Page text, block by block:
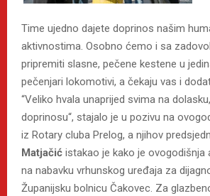
Time ujedno dajete doprinos našim
aktivnostima. Osobno ćemo i sa
pripremiti slasne, pečene kestene u
pečenjari lokomotivi, a čekaju vas i
“Veliko hvala unaprijed svima na
doprinosu“, stajalo je u pozivu na
iz Rotary cluba Prelog, a njihov
Matjačić istakao je kako je ovogodišnja
na nabavku vrhunskog uređaja za
Županijsku bolnicu Čakovec. Za